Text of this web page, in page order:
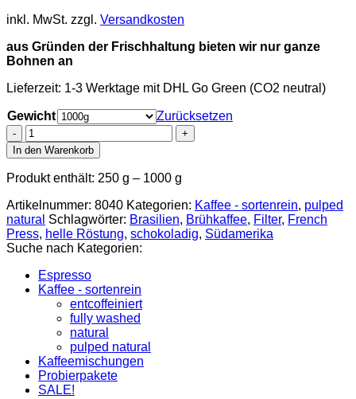
inkl. MwSt. zzgl. Versandkosten
aus Gründen der Frischhaltung bieten wir nur ganze
Bohnen an
Lieferzeit: 1-3 Werktage mit DHL Go Green (CO2 neutral)
Gewicht
Zurücksetzen
Brazil
Fazenda
Passeio
Menge
In den Warenkorb
Produkt enthält: 250 g – 1000 g
Artikelnummer: 8040 Kategorien: Kaffee - sortenrein, pulped
natural Schlagwörter: Brasilien, Brühkaffee, Filter, French
Press, helle Röstung, schokoladig, Südamerika
Suche nach Kategorien:
Espresso
Kaffee - sortenrein
entcoffeiniert
fully washed
natural
pulped natural
Kaffeemischungen
Probierpakete
SALE!